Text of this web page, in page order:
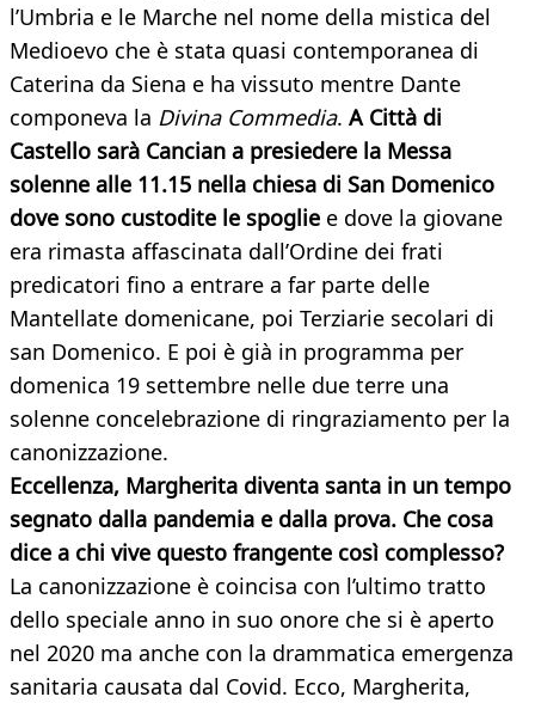
l’Umbria e le Marche nel nome della mistica del
Medioevo che è stata quasi contemporanea di
Caterina da Siena e ha vissuto mentre Dante
componeva la Divina Commedia. A Città di
Castello sarà Cancian a presiedere la Messa
solenne alle 11.15 nella chiesa di San Domenico
dove sono custodite le spoglie e dove la giovane
era rimasta affascinata dall’Ordine dei frati
predicatori fino a entrare a far parte delle
Mantellate domenicane, poi Terziarie secolari di
san Domenico. E poi è già in programma per
domenica 19 settembre nelle due terre una
solenne concelebrazione di ringraziamento per la
canonizzazione.
Eccellenza, Margherita diventa santa in un tempo
segnato dalla pandemia e dalla prova. Che cosa
dice a chi vive questo frangente così complesso?
La canonizzazione è coincisa con l’ultimo tratto
dello speciale anno in suo onore che si è aperto
nel 2020 ma anche con la drammatica emergenza
sanitaria causata dal Covid. Ecco, Margherita,